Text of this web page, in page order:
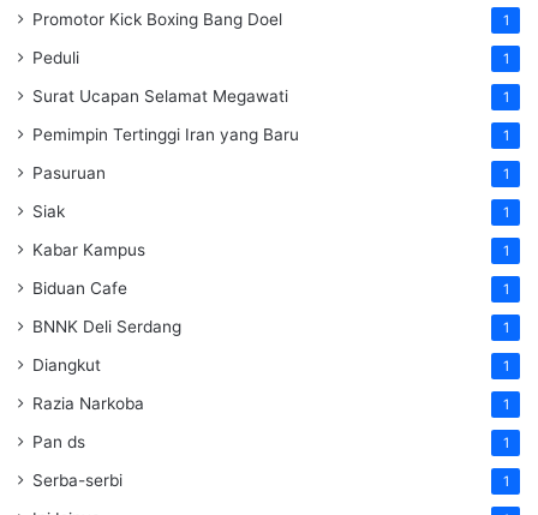
Promotor Kick Boxing Bang Doel 1
Peduli 1
Surat Ucapan Selamat Megawati 1
Pemimpin Tertinggi Iran yang Baru 1
Pasuruan 1
Siak 1
Kabar Kampus 1
Biduan Cafe 1
BNNK Deli Serdang 1
Diangkut 1
Razia Narkoba 1
Pan ds 1
Serba-serbi 1